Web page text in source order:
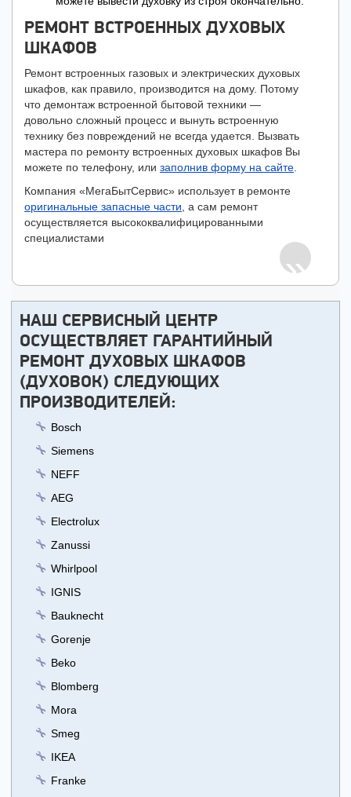
РЕМОНТ ВСТРОЕННЫХ ДУХОВЫХ
ШКАФОВ
Ремонт встроенных газовых и электрических духовых
шкафов, как правило, производится на дому. Потому
что демонтаж встроенной бытовой техники —
довольно сложный процесс и вынуть встроенную
технику без повреждений не всегда удается. Вызвать
мастера по ремонту встроенных духовых шкафов Вы
можете по телефону, или заполнив форму на сайте
Компания «МегаБытСервис» использует в ремонте
оригинальные запасные части , а сам ремонт
осуществляется высококвалифицированными
специалистами
НАШ СЕРВИСНЫЙ ЦЕНТР
ОСУЩЕСТВЛЯЕТ ГАРАНТИЙНЫЙ
РЕМОНТ ДУХОВЫХ ШКАФОВ
(ДУХОВОК) СЛЕДУЮЩИХ
ПРОИЗВОДИТЕЛЕЙ:
Bosch
Siemens
NEFF
AEG
Electrolux
Zanussi
Whirlpool
IGNIS
Bauknecht
Gorenje
Beko
Blomberg
Mora
Smeg
IKEA
Franke